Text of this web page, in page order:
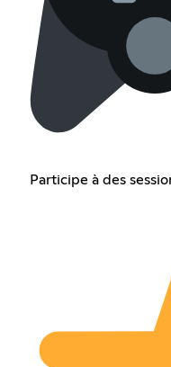
Participe à des